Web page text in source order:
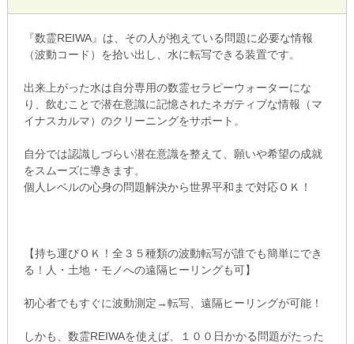
『数霊REIWA』は、その人が抱えている問題に必要な情報
（波動コード）を拾い出し、水に転写できる装置です。
出来上がった水は自分専用の数霊セラピーウォーターにな
り、飲むことで潜在意識に記憶されたネガティブな情報（マ
イナスカルマ）のクリーニングをサポート。
自分では認識しづらい潜在意識を整えて、願いや希望の成就
をスムーズに導きます。
個人レベルの心身の問題解決から世界平和まで対応ＯＫ！
【持ち運びＯＫ！全３５種類の波動転写が誰でも簡単にでき
る！人・土地・モノへの遠隔ヒーリングも可】
初心者でもすぐに波動測定→転写、遠隔ヒーリングが可能！
しかも、数霊REIWAを使えば、１００日かかる問題がたった